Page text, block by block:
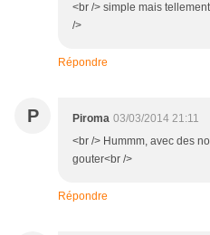
<br /> simple mais
/>
Répondre
P Piroma 03/03/2014 21:11
<br /> Hummm, avec des
gouter<br />
Répondre